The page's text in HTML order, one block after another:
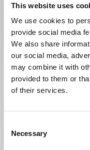
This website uses
We use cookies to
provide social media
We also share
our social media,
may combine it with
provided to them or
of their services.
Selection
Necessary
Auto Brenner
Auto Brenner
Auto Brenner
Auto Brenner
K-Motor
Certificazioni
Lavora con noi
Privacy Policy
Whistleblowing
Volkswagen
Veicoli
Veicoli
Kia nuovo
Kia usato
Noleggio a
Valuta il tuo
Assicurazioni
Express Service
Cognome *
E-mail *